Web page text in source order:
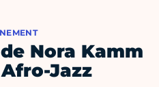
Nora Kamm
Jazz